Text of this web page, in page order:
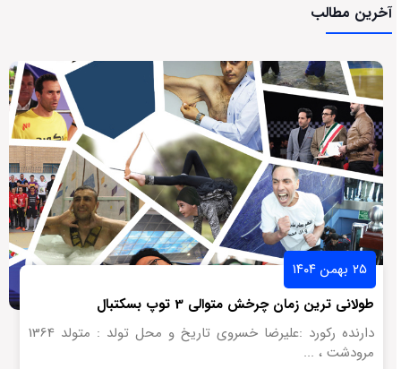
آخرین مطالب
۲۵ بهمن ۱۴۰۴
طولانی ترین زمان چرخش متوالی 3 توپ بسکتبال
دارنده رکورد :علیرضا خسروی تاریخ و محل تولد : متولد 1364
مرودشت ، ...